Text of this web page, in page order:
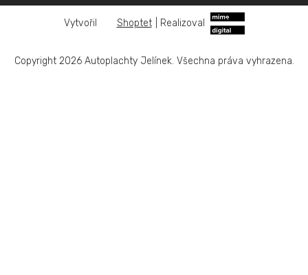
Shoptet Realizoval
Copyright 2026 Autoplachty Jelínek. Všechna práva vyhrazena.